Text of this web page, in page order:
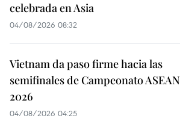
celebrada en Asia
04/08/2026 08:32
Vietnam da paso firme hacia las
semifinales de Campeonato ASEAN
2026
04/08/2026 04:25